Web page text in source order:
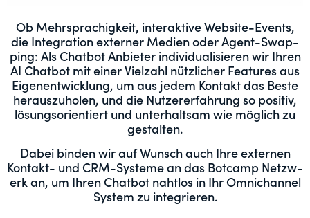
Ob Mehrsprachigkeit, inter­ak­tive Web­site-Events,
die Inte­gra­tion extern­er Medi­en oder Agent-Swap­
ping: Als Chat­bot Anbi­eter indi­vid­u­al­isieren wir Ihren
AI Chat­bot mit ein­er Vielzahl nüt­zlich­er Fea­tures aus
Eige­nen­twick­lung, um aus jedem Kon­takt das Beste
her­auszu­holen, und die Nutzer­erfahrung so pos­i­tiv,
lösung­sori­en­tiert und unter­halt­sam wie möglich zu
gestalten.
Dabei binden wir auf Wun­sch auch Ihre exter­nen
Kon­takt- und CRM-Sys­teme an das Bot­camp Net­zw­
erk an, um Ihren Chat­bot naht­los in Ihr Omnichan­nel
Sys­tem zu integrieren.